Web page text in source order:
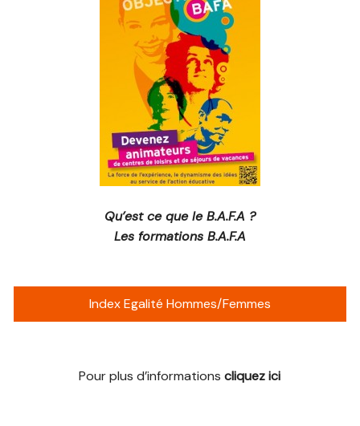
Qu’est ce que le B.A.F.A ?
Les formations B.A.F.A
Index Egalité Hommes/Femmes
Pour plus d’informationscliquez ici